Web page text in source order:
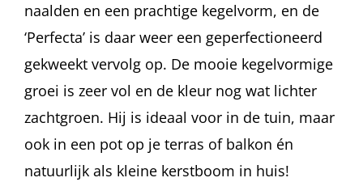
naalden en een prachtige kegelvorm, en de
‘Perfecta’ is daar weer een geperfectioneerd
gekweekt vervolg op. De mooie kegelvormige
groei is zeer vol en de kleur nog wat lichter
zachtgroen. Hij is ideaal voor in de tuin, maar
ook in een pot op je terras of balkon én
natuurlijk als kleine kerstboom in huis!